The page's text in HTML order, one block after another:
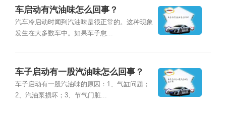
车启动有汽油味怎么回事？
汽车冷启动时闻到汽油味是很正常的。这种现象
发生在大多数车中。如果车子怠...
车子启动有一股汽油味怎么回事？
车子启动有一股汽油味的原因：1、气缸问题；
2、汽油泵损坏；3、节气门脏...